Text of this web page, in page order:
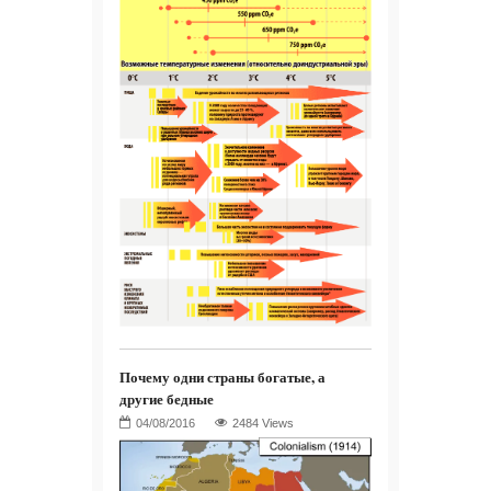
Почему одни страны богатые, а
другие бедные
2484 Views